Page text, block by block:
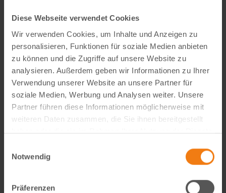
Diese Webseite verwendet Cookies
Wir verwenden Cookies, um Inhalte und Anzeigen zu
personalisieren, Funktionen für soziale Medien anbieten
zu können und die Zugriffe auf unsere Website zu
analysieren. Außerdem geben wir Informationen zu Ihrer
Verwendung unserer Website an unsere Partner für
soziale Medien, Werbung und Analysen weiter. Unsere
Partner führen diese Informationen möglicherweise mit
weiteren Daten zusammen, die Sie ihnen bereitgestellt
haben oder die sie im Rahmen Ihrer Nutzung der Dienste
Notwendig
Präferenzen
Werde Teil von Lemodo360! Als Visual Content Creator
Bildwelten – von der Idee bis zum A++ Content. Kreativ,